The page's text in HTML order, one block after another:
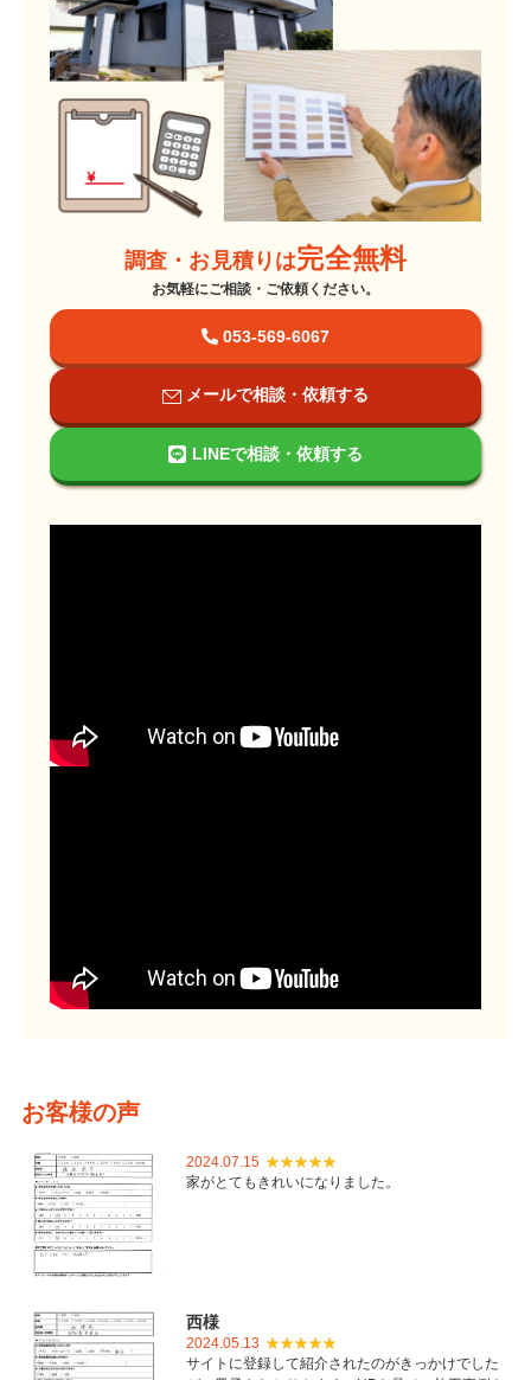
調査・お見積りは完全無料
お気軽にご相談・ご依頼ください。
053-569-6067
メールで相談・依頼する
LINEで相談・依頼する
お客様の声
2024.07.15
家がとてもきれいになりました。
西様
2024.05.13
サイトに登録して紹介されたのがきっかけでした